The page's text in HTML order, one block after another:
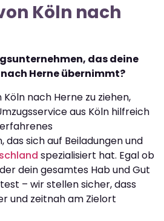
Köln nach
das deine
Herne übernimmt?
nach Herne zu ziehen,
aus Köln hilfreich
das sich auf Beiladungen und
spezialisiert hat. Egal ob
dein gesamtes Hab und Gut
– wir stellen sicher, dass
und zeitnah am Zielort